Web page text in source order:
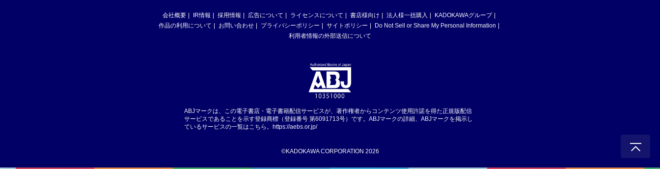
会社概要 IR情報 採用情報 広告について ライセンスについて 書店様向け 法人様一括購入
KADOKAWAグループ
作品の利用について
お問い合わせ プライバシーポリシー サイトポリシー
Do Not Sell or Share My Personal Information
利用者情報の外部送信について
ABJマークは、この電子書店・電子書籍配信サービスが、著作権者からコンテンツ使用許諾を得た正規版配信
サービスであることを示す登録商標（登録番号 第6091713号）です。ABJマークの詳細、ABJマークを掲示し
ているサービスの一覧はこちら。 https://aebs.or.jp/
©KADOKAWA CORPORATION 2026